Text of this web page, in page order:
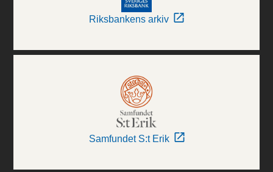
Riksbankens arkiv
Samfundet S:t Erik